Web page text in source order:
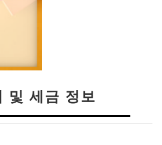
및 세금 정보